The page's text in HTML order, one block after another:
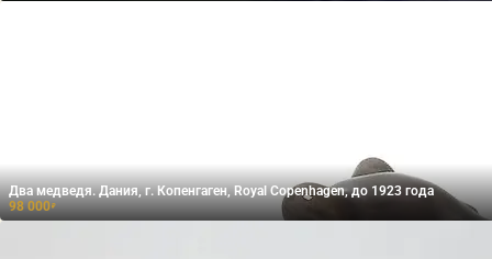
Два медведя. Дания, г. Копенгаген, Royal Copenhagen, до 1923 года
98 000₽